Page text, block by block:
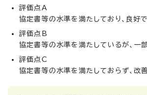
評価点A
協定書等の水準を満たしており、良好で
評価点B
協定書等の水準を満たしているが、一
評価点C
協定書等の水準を満たしておらず、改